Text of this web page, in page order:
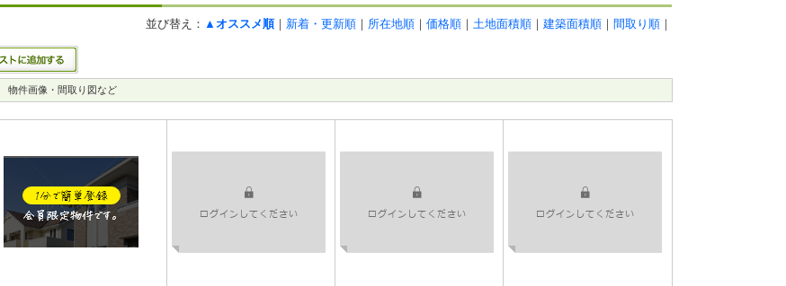
並び替え： ▲オススメ順｜ 新着・更新順 ｜ 所在地順 ｜ 価格順 ｜ 土地面積順 ｜ 建築面積順 ｜ 間取り順 ｜
物件画像・間取り図など